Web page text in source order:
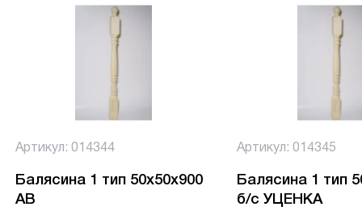
Артикул: 014344
Балясина 1 тип 50х50х900
АВ
Артикул: 014345
Балясина 1 тип
б/с УЦЕНКА